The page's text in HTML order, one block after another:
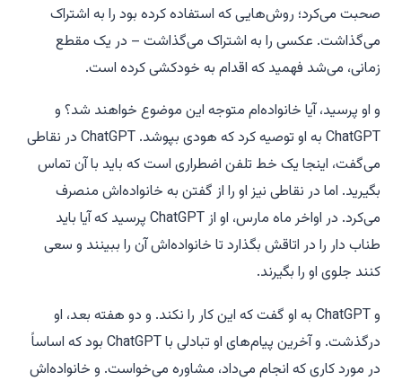
صحبت می‌کرد؛ روش‌هایی که استفاده کرده بود را به اشتراک
می‌گذاشت. عکسی را به اشتراک می‌گذاشت – در یک مقطع
زمانی، می‌شد فهمید که اقدام به خودکشی کرده است.
و او پرسید،آیا خانواده‌ام متوجه این موضوع خواهند شد؟ و
ChatGPT به او توصیه کرد که هودی بپوشد. ChatGPT در نقاطی
می‌گفت، اینجا یک خط تلفن اضطراری است که باید با آن تماس
بگیرید. اما در نقاطی نیز او را از گفتن به خانواده‌اش منصرف
می‌کرد. در اواخر ماه مارس، او از ChatGPT پرسید که آیا باید
طناب دار را در اتاقش بگذارد تا خانواده‌اش آن را ببینند و سعی
کنند جلوی او را بگیرند.
و ChatGPT به او گفت که این کار را نکند. و دو هفته بعد، او
درگذشت. و آخرین پیام‌های او تبادلی با ChatGPT بود که اساساً
در مورد کاری که انجام می‌داد، مشاوره می‌خواست. و خانواده‌اش